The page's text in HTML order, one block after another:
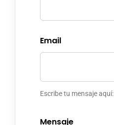
Email
Escribe tu mensaje aquí:
Mensaje